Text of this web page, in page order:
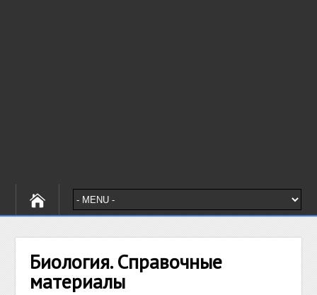
Биология. Справочные
материалы